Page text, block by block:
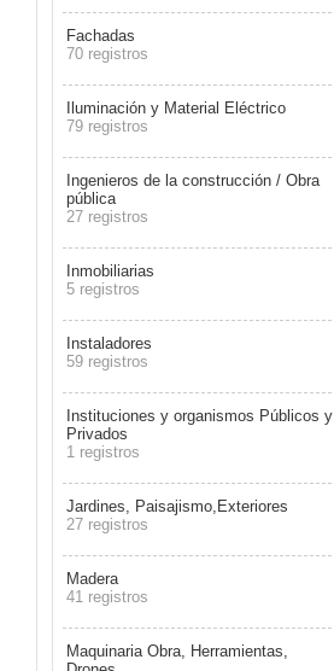
Fachadas
70 registros
Iluminación y Material Eléctrico
79 registros
Ingenieros de la construcción / Obra
pública
27 registros
Inmobiliarias
5 registros
Instaladores
59 registros
Instituciones y organismos Públicos y
Privados
1 registros
Jardines, Paisajismo,Exteriores
27 registros
Madera
41 registros
Maquinaria Obra, Herramientas,